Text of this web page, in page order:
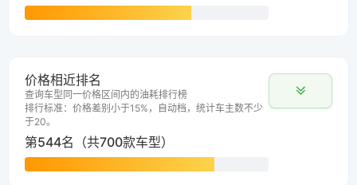
价格相近排名
查询车型同一价格区间内的油耗排行榜
排行标准：价格差别小于15%，自动档，统计车主数不少
于20。
第544名（共700款车型）